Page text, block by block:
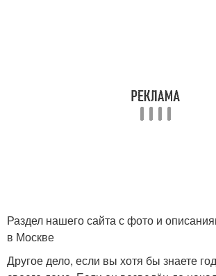
Раздел нашего сайта с фото и
в Москве
Другое дело, если вы хотя бы знаете